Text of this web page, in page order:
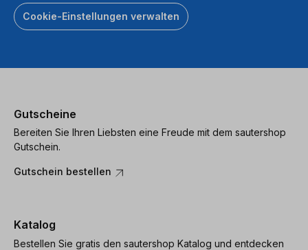
Cookie-Einstellungen verwalten
Gutscheine
Bereiten Sie Ihren Liebsten eine Freude mit dem sautershop
Gutschein.
Gutschein bestellen
Katalog
Bestellen Sie gratis den sautershop Katalog und entdecken